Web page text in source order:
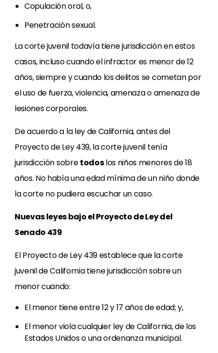
Copulación oral, o,
Penetración sexual.
La corte juvenil todavía tiene jurisdicción en estos
casos, incluso cuando el infractor es menor de 12
años, siempre y cuando los delitos se cometan por
el uso de fuerza, violencia, amenaza o amenaza de
lesiones corporales.
De acuerdo a la ley de California, antes del
Proyecto de Ley 439, la corte juvenil tenía
jurisdicción sobretodoslos niños menores de 18
años. No había una edad mínima de un niño donde
la corte no pudiera escuchar un caso.
Nuevas leyes bajo el Proyecto de Ley del
Senado 439
El Proyecto de Ley 439 establece que la corte
juvenil de California tiene jurisdicción sobre un
menor cuando:
El menor tiene entre 12 y 17 años de edad; y,
El menor viola cualquier ley de California, de los
Estados Unidos o una ordenanza municipal.